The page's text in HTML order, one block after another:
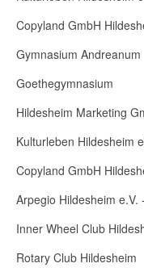
Copyland GmbH
Gymnasium Andreanum
Goethegymnasium
Hildesheim Marketing
Kulturleben Hildesheim
Copyland GmbH
Arpegio Hildesheim
Inner Wheel Club
Rotary Club Hildesheim